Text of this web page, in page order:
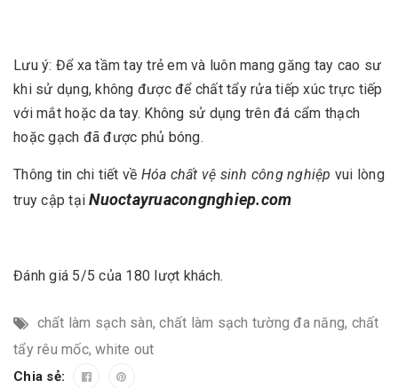
Lưu ý: Để xa tầm tay trẻ em và luôn mang găng tay cao sư
khi sử dụng, không được để chất tẩy rửa tiếp xúc trực tiếp
với mắt hoặc da tay. Không sử dụng trên đá cẩm thạch
hoặc gạch đã được phủ bóng.
Thông tin chi tiết về Hóa chất vệ sinh công nghiệp vui lòng
truy cập tạiNuoctayruacongnghiep.com
Đánh giá 5/5 của 180 lượt khách.
chất làm sạch sàn,chất làm sạch tường đa năng, chất
tẩy rêu mốc,white out
Chia sẻ: